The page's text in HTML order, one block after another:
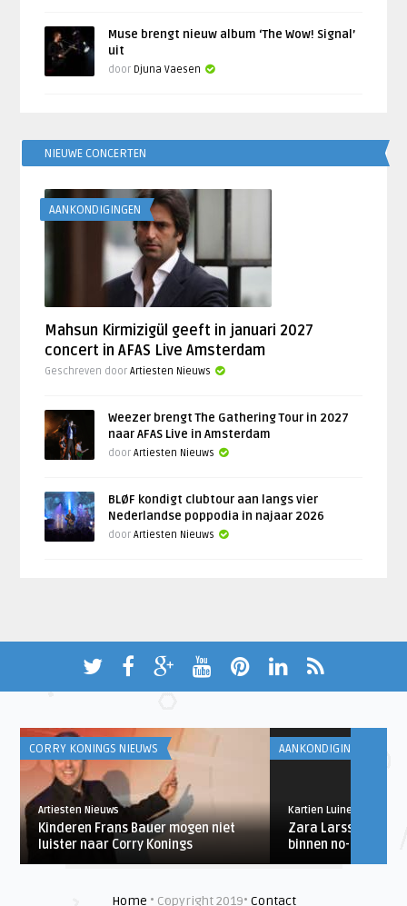
Muse brengt nieuw album ‘The Wow! Signal’
uit
door Djuna Vaesen
NIEUWE CONCERTEN
AANKONDIGINGEN
Mahsun Kirmizigül geeft in januari 2027
concert in AFAS Live Amsterdam
Geschreven doorArtiesten Nieuws
Weezer brengt The Gathering Tour in 2027
naar AFAS Live in Amsterdam
doorArtiesten Nieuws
BLØF kondigt clubtour aan langs vier
Nederlandse poppodia in najaar 2026
doorArtiesten Nieuws
CORRY KONINGS NIEUWS
Artiesten Nieuws
Kinderen Frans Bauer mogen niet
luister naar Corry Konings
AANKONDIGINGEN
Kartien Luinenburg
Zara Larsson
binnen no-time
Home • Copyright 2019• Contact